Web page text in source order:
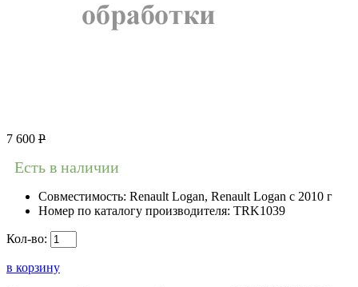
7 600 Р
Есть в наличии
Совместимость: Renault Logan, Renault Logan c 2010 г
Номер по каталогу производителя: TRK1039
Кол-во:
в корзину